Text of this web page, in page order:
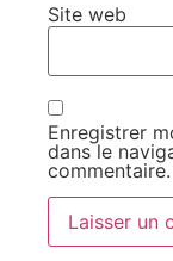
Site web
Enregistrer
dans le
commentaire.